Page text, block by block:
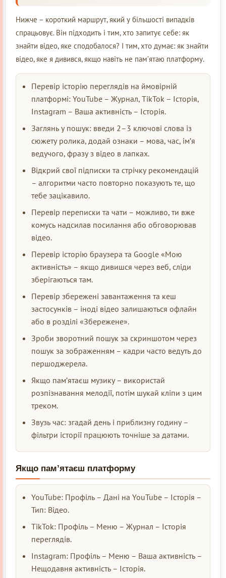
Нижче – короткий маршрут, який у більшості випадків
спрацьовує. Він підходить і тим, хто запитує себе: як
знайти відео, яке сподобалося? І тим, хто думає: як знайти
відео, яке я дивився, якщо навіть не пам’ятаю платформу.
Перевір історію переглядів на ймовірній
платформі: YouTube – Журнал, TikTok – Історія,
Instagram – Ваша активність – Історія.
Заглянь у пошук: введи 2–3 ключові слова із
сюжету ролика, додай ознаки – мова, час, ім’я
ведучого, фразу з відео в лапках.
Відкрий свої підписки та стрічку рекомендацій
– алгоритми часто повторно показують те, що
тебе зацікавило.
Перевір переписки та чати – можливо, ти вже
комусь надсилав посилання або обговорював
відео.
Перевір історію браузера та Google «Мою
активність» – якщо дивишся через веб, сліди
зберігаються там.
Перевір збережені завантаження та кеш
застосунків – іноді відео залишаються офлайн
або в розділі «Збережене».
Зроби зворотний пошук за скриншотом через
пошук за зображенням – кадри часто ведуть до
першоджерела.
Якщо пам’ятаєш музику – використай
розпізнавання мелодії, потім шукай кліпи з цим
треком.
Звузь час: згадай день і приблизну годину –
фільтри історії працюють точніше за датами.
Якщо пам’ятаєш платформу
YouTube: Профіль – Дані на YouTube – Історія –
Тип: Відео.
TikTok: Профіль – Меню – Журнал – Історія
переглядів.
Instagram: Профіль – Меню – Ваша активність –
Нещодавня активність – Історія.